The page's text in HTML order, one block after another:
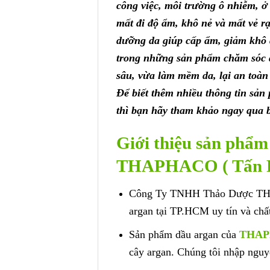
công việc, môi trường ô nhiễm,
mất đi độ ẩm, khô nẻ và mất vẻ
dưỡng da giúp cấp ẩm, giảm
trong những sản phẩm chăm
sâu, vừa làm mềm da, lại an
Để biết thêm nhiều thông tin
thì bạn hãy tham khảo ngay qua
Giới thiệu sản
THAPHACO ( Tấn
Công Ty TNHH Thảo Dược
argan tại TP.HCM uy tín và
Sản phẩm dầu argan của
cây argan. Chúng tôi nhập